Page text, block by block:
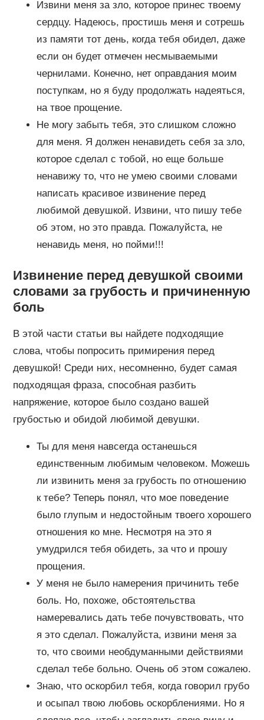
Извини меня за зло, которое принес твоему
сердцу. Надеюсь, простишь меня и сотрешь
из памяти тот день, когда тебя обидел, даже
если он будет отмечен несмываемыми
чернилами. Конечно, нет оправдания моим
поступкам, но я буду продолжать надеяться,
на твое прощение.
Не могу забыть тебя, это слишком сложно
для меня. Я должен ненавидеть себя за зло,
которое сделал с тобой, но еще больше
ненавижу то, что не умею своими словами
написать красивое извинение перед
любимой девушкой. Извини, что пишу тебе
об этом, но это правда. Пожалуйста, не
ненавидь меня, но пойми!!!
Извинение перед девушкой своими
словами за грубость и причиненную
боль
В этой части статьи вы найдете подходящие
слова, чтобы попросить примирения перед
девушкой! Среди них, несомненно, будет самая
подходящая фраза, способная разбить
напряжение, которое было создано вашей
грубостью и обидой любимой девушки.
Ты для меня навсегда останешься
единственным любимым человеком. Можешь
ли извинить меня за грубость по отношению
к тебе? Теперь понял, что мое поведение
было глупым и недостойным твоего хорошего
отношения ко мне. Несмотря на это я
умудрился тебя обидеть, за что и прошу
прощения.
У меня не было намерения причинить тебе
боль. Но, похоже, обстоятельства
намеревались дать тебе почувствовать, что
я это сделал. Пожалуйста, извини меня за
то, что своими необдуманными действиями
сделал тебе больно. Очень об этом сожалею.
Знаю, что оскорбил тебя, когда говорил грубо
и осыпал твою любовь оскорблениями. Но я